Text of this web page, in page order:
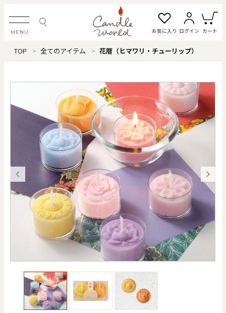
MENU お気に入り ログイン カート
ログイン・新規会員登録
お気に入り一覧 カートを見る
すべてのアイテム
カテゴリから探す
#タグから探す
価格で探す
円 ～
クリア OK
TOP 全てのアイテム 花暦（ヒマワリ・チューリップ）